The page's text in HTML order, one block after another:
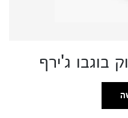
בוגבו ג'ירף